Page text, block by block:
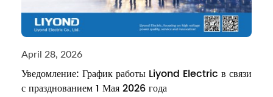
April 28, 2026
Уведомление: График работы Liyond Electric в связи
с празднованием 1 Мая 2026 года